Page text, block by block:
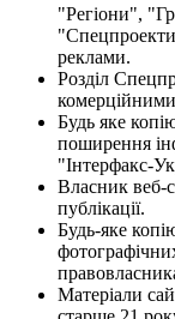
"Регіони",
реклами.
Розділ
Будь яке
поширення
"Інтерфакс-
Власник веб-
публікації.
Будь-яке
Матеріали